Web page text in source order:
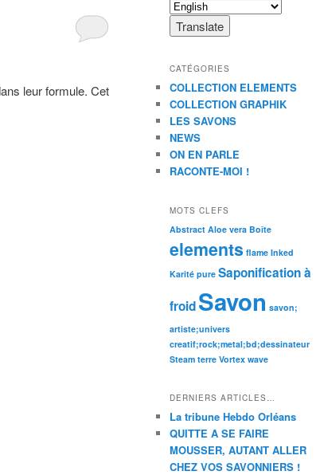
leur formule. Cet
CATÉGORIES
COLLECTION ELEMENTS
COLLECTION GRAPHIK
LES SAVONS
NEWS
ON EN PARLE
RACONTE-MOI !
MOTS CLEFS
Abstract Aloe vera Boîte
elements flame Inked
Karité pure Saponification à
froidSavon savon;
artiste;univers
creatif;rock;metal;bd;dessinateur
Steam terre Vortex wave
DERNIERS ARTICLES…
La tribune Hebdo Orléans
QUITTE A SE FAIRE
MOUSSER, AUTANT ALLER
CHEZ VOS SAVONNIERS !